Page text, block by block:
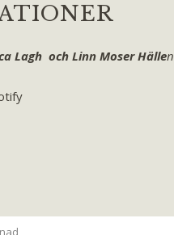
Lagh och Linn Moser Hällen